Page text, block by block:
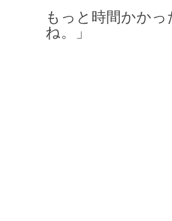
もっと時間かかっ
ね。」